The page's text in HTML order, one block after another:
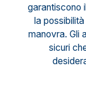
garantiscono
la
manovra. Gli
sicuri